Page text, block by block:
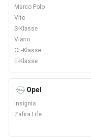
Marco Polo
Vito
S-Klasse
Viano
CL-Klasse
E-Klasse
Opel
Insignia
Zafira Life